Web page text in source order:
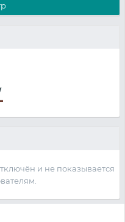
и не показывается